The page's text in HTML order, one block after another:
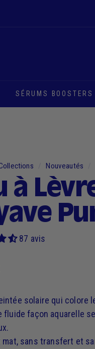
SÉRUMS BOOSTERS
Nouveautés
à
87 avis
solaire qui colore
fluide façon aquarelle
mat, sans transfert et